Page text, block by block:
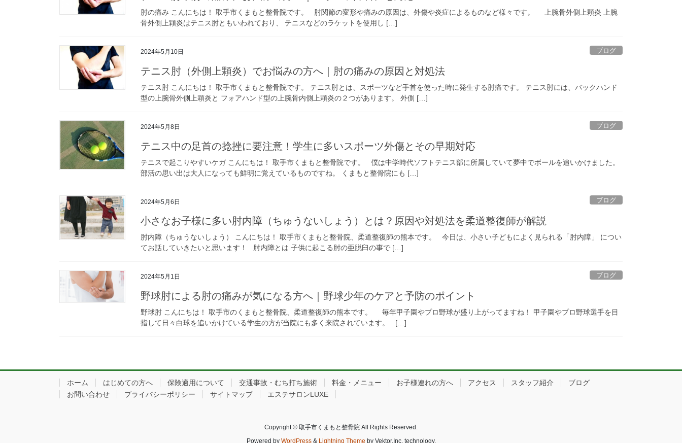
肘の痛み こんにちは！ 取手市くまもと整骨院です。 肘関節の変形や痛みの原因は、外傷や炎症によるものなど様々です。 上腕骨外側上顆炎 上腕
骨外側上顆炎はテニス肘ともいわれており、 テニスなどのラケットを使用し […]
2024年5月10日 ブログ
テニス肘（外側上顆炎）でお悩みの方へ｜肘の痛みの原因と対処法
テニス肘 こんにちは！ 取手市くまもと整骨院です。 テニス肘とは、スポーツなど手首を使った時に発生する肘痛です。 テニス肘には、バックハンド
型の上腕骨外側上顆炎と フォアハンド型の上腕骨内側上顆炎の２つがあります。 外側 […]
2024年5月8日 ブログ
テニス中の足首の捻挫に要注意！学生に多いスポーツ外傷とその早期対応
テニスで起こりやすいケガ こんにちは！ 取手市くまもと整骨院です。 僕は中学時代ソフトテニス部に所属していて夢中でボールを追いかけました。
部活の思い出は大人になっても鮮明に覚えているものですね。 くまもと整骨院にも […]
2024年5月6日 ブログ
小さなお子様に多い肘内障（ちゅうないしょう）とは？原因や対処法を柔道整復師が解説
肘内障（ちゅうないしょう） こんにちは！ 取手市くまもと整骨院、柔道整復師の熊本です。 今日は、小さい子どもによく見られる「肘内障」 につい
てお話していきたいと思います！ 肘内障とは 子供に起こる肘の亜脱臼の事で […]
2024年5月1日 ブログ
野球肘による肘の痛みが気になる方へ｜野球少年のケアと予防のポイント
野球肘 こんにちは！ 取手市のくまもと整骨院、柔道整復師の熊本です。 毎年甲子園やプロ野球が盛り上がってますね！ 甲子園やプロ野球選手を目
指して日々白球を追いかけている学生の方が当院にも多く来院されています。 […]
ホーム はじめての方へ 保険適用について 交通事故・むち打ち施術 料金・メニュー お子様連れの方へ アクセス スタッフ紹介
ブログ
お問い合わせ
プライバシーポリシー サイトマップ エステサロンLUXE
Copyright © 取手市くまもと整骨院 All Rights Reserved.
Powered by WordPress& Lightning Theme by Vektor,Inc. technology.